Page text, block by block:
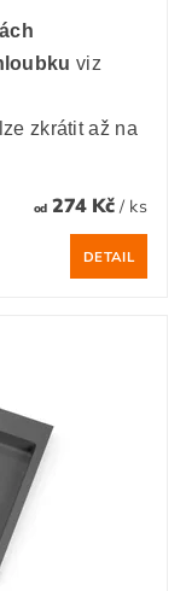
viz
zkrátit až na
od274 Kč / ks
DETAIL